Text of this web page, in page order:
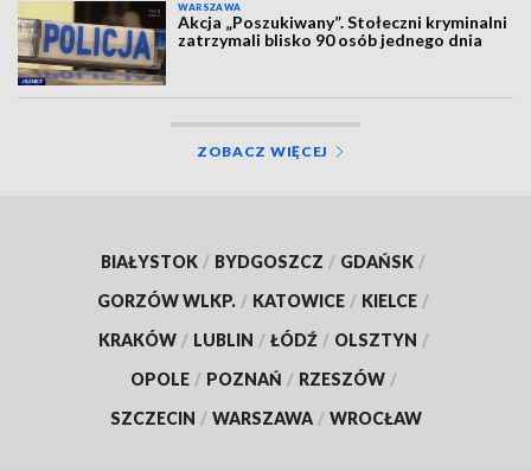
WARSZAWA
Akcja „Poszukiwany”. Stołeczni kryminalni
zatrzymali blisko 90 osób jednego dnia
ZOBACZ WIĘCEJ
BIAŁYSTOK / BYDGOSZCZ / GDAŃSK /
GORZÓW WLKP. / KATOWICE / KIELCE /
KRAKÓW / LUBLIN / ŁÓDŹ / OLSZTYN /
OPOLE / POZNAŃ / RZESZÓW /
SZCZECIN / WARSZAWA / WROCŁAW